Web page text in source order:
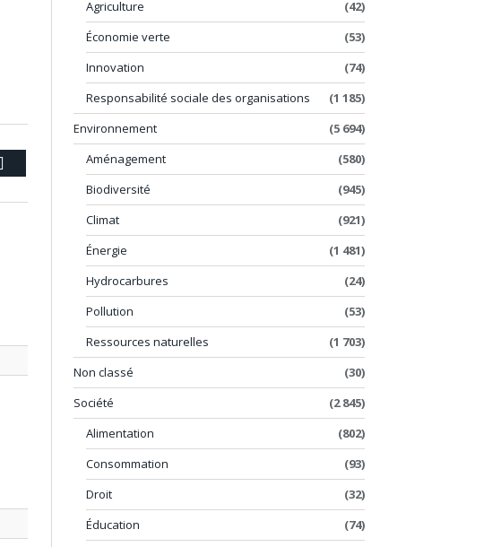
Agriculture
(42)
Économie verte
(53)
Innovation
(74)
Responsabilité sociale des organisations
(1 185)
Environnement
(5 694)
Aménagement
(580)
Biodiversité
(945)
Climat
(921)
Énergie
(1 481)
Hydrocarbures
(24)
Pollution
(53)
Ressources naturelles
(1 703)
Non classé
(30)
Société
(2 845)
Alimentation
(802)
Consommation
(93)
Droit
(32)
Éducation
(74)